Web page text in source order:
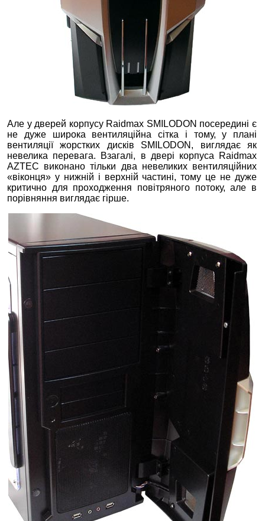
Але у дверей корпусу Raidmax SMILODON посередині є
не дуже широка вентиляційна сітка і тому, у плані
вентиляції жорстких дисків SMILODON, виглядає як
невелика перевага. Взагалі, в двері корпуса Raidmax
AZTEC виконано тільки два невеликих вентиляційних
«віконця» у нижній і верхній частині, тому це не дуже
критично для проходження повітряного потоку, але в
порівняння виглядає гірше.